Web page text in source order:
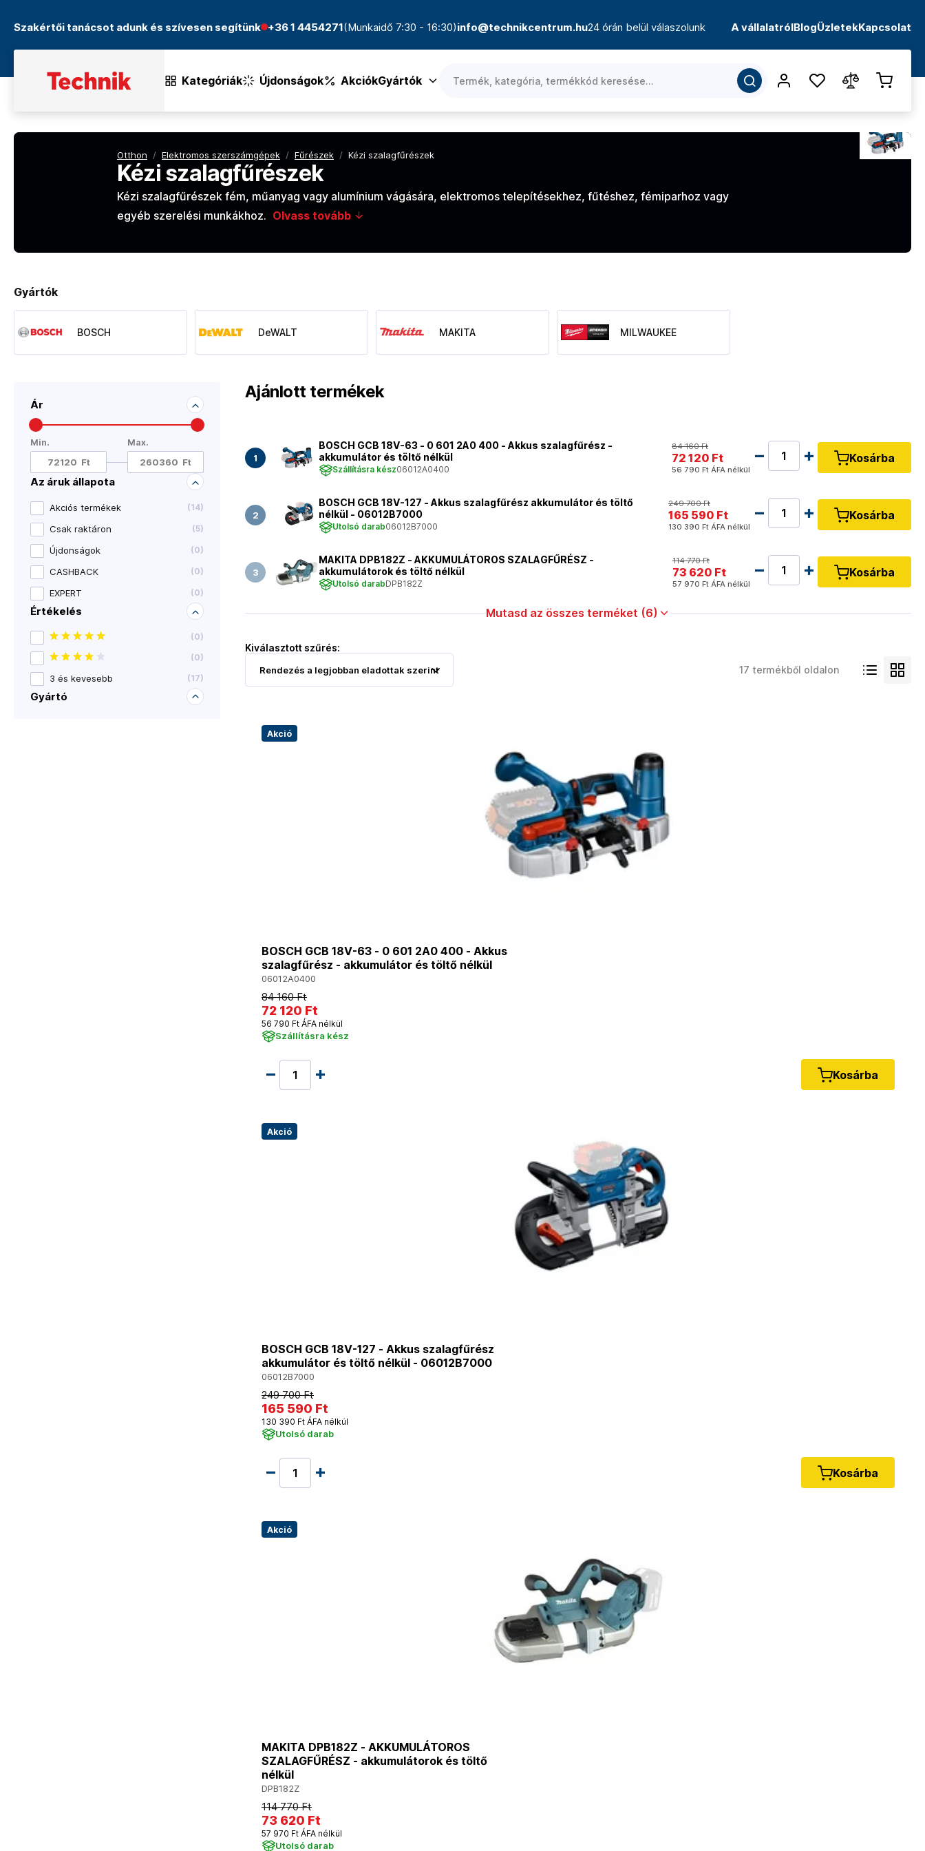
Szakértői tanácsot adunk és szívesen segítünk +36 1 4454271(Munkaidő 7:30 - 16:30)info@technikcentrum.hu24 órán belül válaszolunk A vállalatrólBlogÜzletekKapcsolat
Kategóriák Újdonságok AkciókGyártók
Otthon / Elektromos szerszámgépek / Fűrészek / Kézi szalagfűrészek
Kézi szalagfűrészek
Kézi szalagfűrészek fém, műanyag vagy alumínium vágására, elektromos telepítésekhez, fűtéshez, fémiparhoz vagy
egyéb szerelési munkákhoz. Olvass tovább
Ár
Min. Max.
Az áruk állapota
Akciós termékek (14)
Csak raktáron (5)
Újdonságok (0)
CASHBACK (0)
EXPERT (0)
Értékelés
(0)
(0)
3 és kevesebb (17)
Gyártó
Gyártók
BOSCH DeWALT MAKITA MILWAUKEE
Ajánlott termékek
BOSCH GCB 18V-63 - 0 601 2A0 400 - Akkus szalagfűrész -
akkumulátor és töltő nélkül
Szállításra kész06012A0400
84 160 Ft
72 120 Ft
56 790 Ft ÁFA nélkül
Kosárba
BOSCH GCB 18V-127 - Akkus szalagfűrész akkumulátor és töltő
nélkül - 06012B7000
Utolsó darab06012B7000
249 700 Ft
165 590 Ft
130 390 Ft ÁFA nélkül
Kosárba
MAKITA DPB182Z - AKKUMULÁTOROS SZALAGFŰRÉSZ -
akkumulátorok és töltő nélkül
Utolsó darabDPB182Z
114 770 Ft
73 620 Ft
57 970 Ft ÁFA nélkül
Kosárba
Mutasd az összes terméket (6)
Kiválasztott szűrés:
17 termékből oldalon
Akció
BOSCH GCB 18V-63 - 0 601 2A0 400 - Akkus
szalagfűrész - akkumulátor és töltő nélkül
06012A0400
84 160 Ft
72 120 Ft
56 790 Ft ÁFA nélkül
Szállításra kész
Kosárba
Akció
BOSCH GCB 18V-127 - Akkus szalagfűrész
akkumulátor és töltő nélkül - 06012B7000
06012B7000
249 700 Ft
165 590 Ft
130 390 Ft ÁFA nélkül
Utolsó darab
Kosárba
Akció
MAKITA DPB182Z - AKKUMULÁTOROS
SZALAGFŰRÉSZ - akkumulátorok és töltő
nélkül
DPB182Z
114 770 Ft
73 620 Ft
57 970 Ft ÁFA nélkül
Utolsó darab